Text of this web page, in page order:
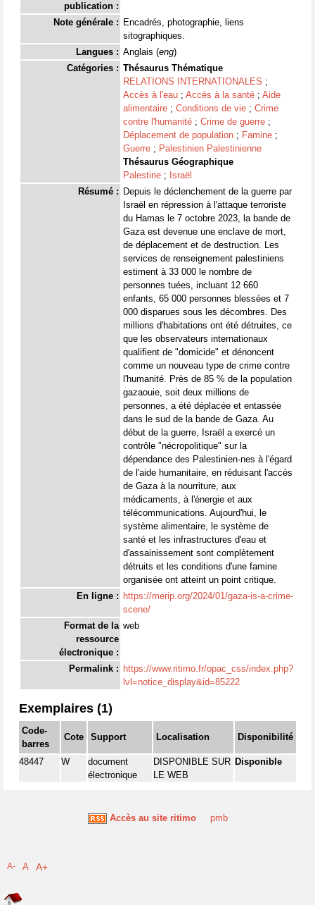
publication :
Note générale : Encadrés, photographie, liens
sitographiques.
Langues : Anglais (eng)
Catégories : Thésaurus Thématique
RELATIONS INTERNATIONALES ;
Accès à l'eau ; Accès à la santé ; Aide
alimentaire ; Conditions de vie ; Crime
contre l'humanité ; Crime de guerre ;
Déplacement de population ; Famine ;
Guerre ; Palestinien Palestinienne
Thésaurus Géographique
Palestine ; Israël
Résumé : Depuis le déclenchement de la guerre par
Israël en répression à l'attaque terroriste
du Hamas le 7 octobre 2023, la bande de
Gaza est devenue une enclave de mort,
de déplacement et de destruction. Les
services de renseignement palestiniens
estiment à 33 000 le nombre de
personnes tuées, incluant 12 660
enfants, 65 000 personnes blessées et 7
000 disparues sous les décombres. Des
millions d'habitations ont été détruites, ce
que les observateurs internationaux
qualifient de "domicide" et dénoncent
comme un nouveau type de crime contre
l'humanité. Près de 85 % de la population
gazaouie, soit deux millions de
personnes, a été déplacée et entassée
dans le sud de la bande de Gaza. Au
début de la guerre, Israël a exercé un
contrôle "nécropolitique" sur la
dépendance des Palestinien·nes à l'égard
de l'aide humanitaire, en réduisant l'accès
de Gaza à la nourriture, aux
médicaments, à l'énergie et aux
télécommunications. Aujourd'hui, le
système alimentaire, le système de
santé et les infrastructures d'eau et
d'assainissement sont complètement
détruits et les conditions d'une famine
organisée ont atteint un point critique.
En ligne : https://merip.org/2024/01/gaza-is-a-crime-
scene/
Format de la
ressource
électronique :
web
Permalink : https://www.ritimo.fr/opac_css/index.php?
lvl=notice_display&id=85222
Exemplaires (1)
Code-
barres
Cote Support Localisation Disponibilité
48447 W
document
électronique
DISPONIBLE SUR
LE WEB
Disponible
Accès au site ritimo pmb
A- A A+